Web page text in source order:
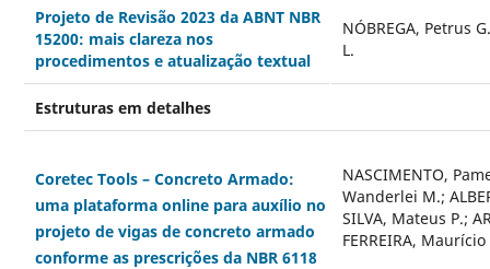
Projeto de Revisão 2023 da ABNT NBR
15200: mais clareza nos
procedimentos e atualização textual
NÓBREGA, Petrus
L.
Estruturas em detalhes
Coretec Tools – Concreto Armado:
uma plataforma online para auxílio no
projeto de vigas de concreto armado
conforme as prescrições da NBR 6118
NASCIMENTO,
Wanderlei M.;
SILVA, Mateus P.;
FERREIRA,